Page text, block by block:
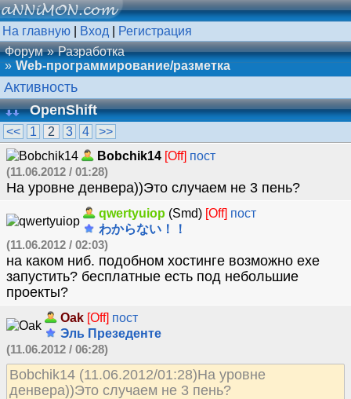
На главную Вход
Регистрация
Форум
Разработка
Web-программирование/разметка
Активность
OpenShift
<< 1 2 3 4
>>
Bobchik14 [Off] пост
(11.06.2012 / 01:28)
На уровне денвера))Это случаем не 3 пень?
qwertyuiop (Smd) [Off] пост
わからない！！
(11.06.2012 / 02:03)
на каком ниб. подобном хостинге возможно ехе
запустить? бесплатные есть под небольшие
проекты?
Oak [Off] пост
Эль Презеденте
(11.06.2012 / 06:28)
Bobchik14 (11.06.2012/01:28)На уровне
денвера))Это случаем не 3 пень?